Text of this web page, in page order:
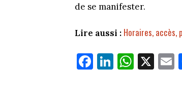
de se manifester.
Lire aussi : Horaires, accès,
Fa
ce
Li
nk
W
ha
X E